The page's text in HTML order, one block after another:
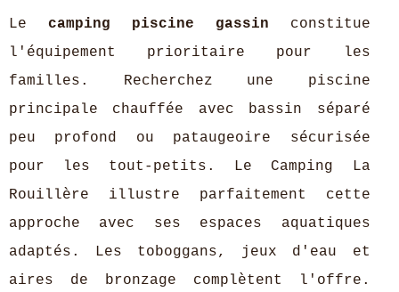
Le camping piscine gassin constitue
l'équipement prioritaire pour les
familles. Recherchez une piscine
principale chauffée avec bassin séparé
peu profond ou pataugeoire sécurisée
pour les tout-petits. Le Camping La
Rouillère illustre parfaitement cette
approche avec ses espaces aquatiques
adaptés. Les toboggans, jeux d'eau et
aires de bronzage complètent l'offre.